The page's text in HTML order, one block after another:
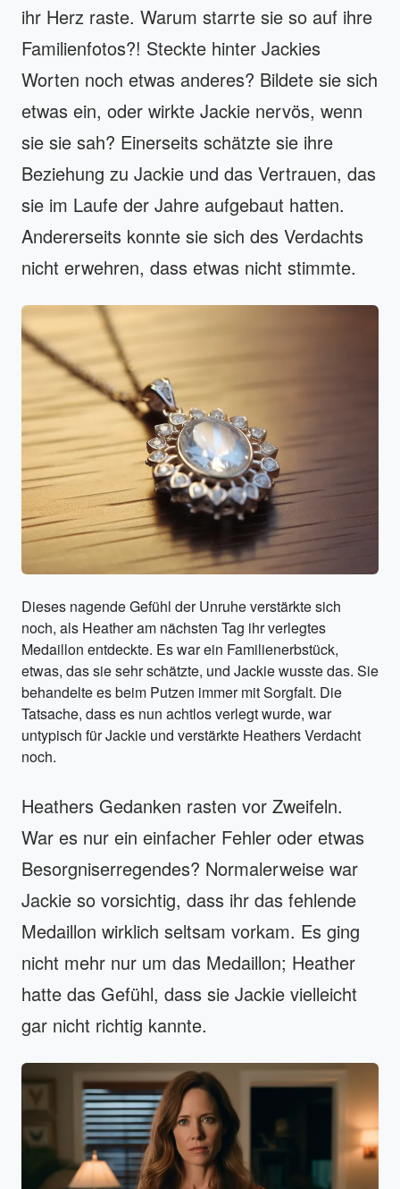
ihr Herz raste. Warum starrte sie so auf ihre
Familienfotos?! Steckte hinter Jackies
Worten noch etwas anderes? Bildete sie sich
etwas ein, oder wirkte Jackie nervös, wenn
sie sie sah? Einerseits schätzte sie ihre
Beziehung zu Jackie und das Vertrauen, das
sie im Laufe der Jahre aufgebaut hatten.
Andererseits konnte sie sich des Verdachts
nicht erwehren, dass etwas nicht stimmte.
Dieses nagende Gefühl der Unruhe verstärkte sich
noch, als Heather am nächsten Tag ihr verlegtes
Medaillon entdeckte. Es war ein Familienerbstück,
etwas, das sie sehr schätzte, und Jackie wusste das. Sie
behandelte es beim Putzen immer mit Sorgfalt. Die
Tatsache, dass es nun achtlos verlegt wurde, war
untypisch für Jackie und verstärkte Heathers Verdacht
noch.
Heathers Gedanken rasten vor Zweifeln.
War es nur ein einfacher Fehler oder etwas
Besorgniserregendes? Normalerweise war
Jackie so vorsichtig, dass ihr das fehlende
Medaillon wirklich seltsam vorkam. Es ging
nicht mehr nur um das Medaillon; Heather
hatte das Gefühl, dass sie Jackie vielleicht
gar nicht richtig kannte.